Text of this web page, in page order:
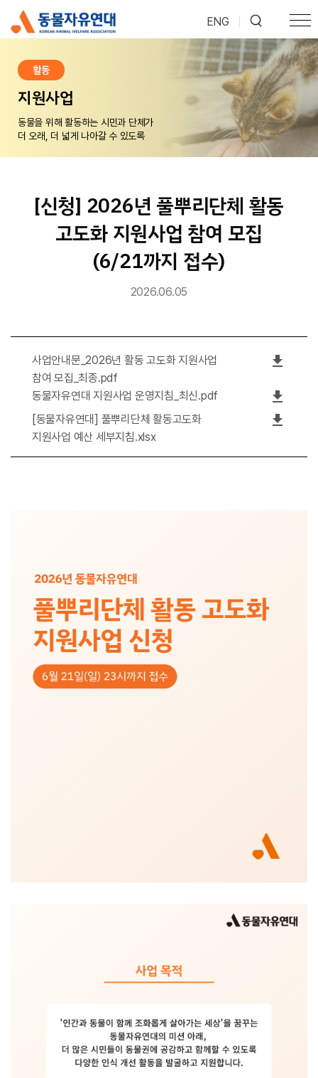
ENG
활동
지원사업
동물을 위해 활동하는 시민과 단체가
더 오래, 더 넓게 나아갈 수 있도록
[신청] 2026년 풀뿌리단체 활동
고도화 지원사업 참여 모집
(6/21까지 접수)
2026.06.05
사업안내문_2026년 활동 고도화 지원사업
참여 모집_최종.pdf
file_download
동물자유연대 지원사업 운영지침_최신.pdf file_download
[동물자유연대] 풀뿌리단체 활동고도화
지원사업 예산 세부지침.xlsx
file_download